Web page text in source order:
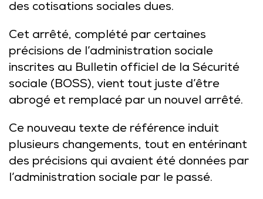
des cotisations sociales dues.
Cet arrêté, complété par certaines
précisions de l’administration sociale
inscrites au Bulletin officiel de la Sécurité
sociale (BOSS), vient tout juste d’être
abrogé et remplacé par un nouvel arrêté.
Ce nouveau texte de référence induit
plusieurs changements, tout en entérinant
des précisions qui avaient été données par
l’administration sociale par le passé.